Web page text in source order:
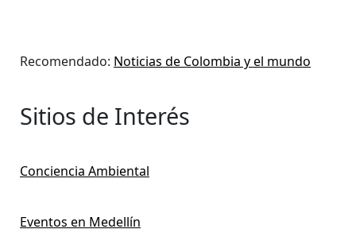
Recomendado: Noticias de Colombia y el mundo
Sitios de Interés
Conciencia Ambiental
Eventos en Medellín